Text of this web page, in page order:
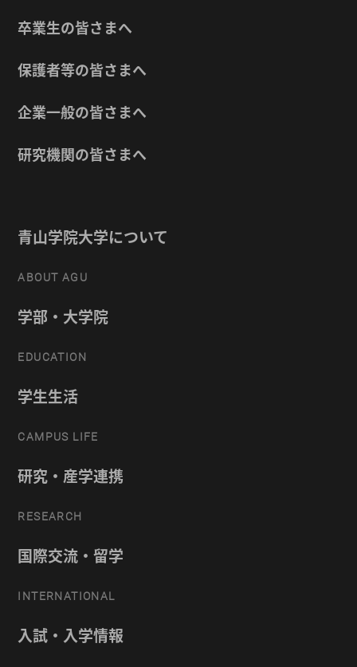
卒業生の皆さまへ
保護者等の皆さまへ
企業一般の皆さまへ
研究機関の皆さまへ
青山学院大学について
ABOUT AGU
学部・大学院
EDUCATION
学生生活
CAMPUS LIFE
研究・産学連携
RESEARCH
国際交流・留学
INTERNATIONAL
入試・入学情報